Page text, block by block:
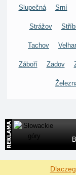
Slupečná Srní
Strážov
Tachov
Záboří Zadov